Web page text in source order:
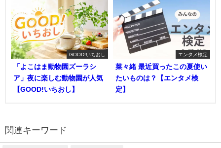
GOOD!いちおし
「よこはま動物園ズーラシ
ア」夜に楽しむ動物園が人気
【GOOD!いちおし】
エンタメ検定
菜々緒 最近買ったこの夏使い
たいものは？【エンタメ検
定】
関連キーワード